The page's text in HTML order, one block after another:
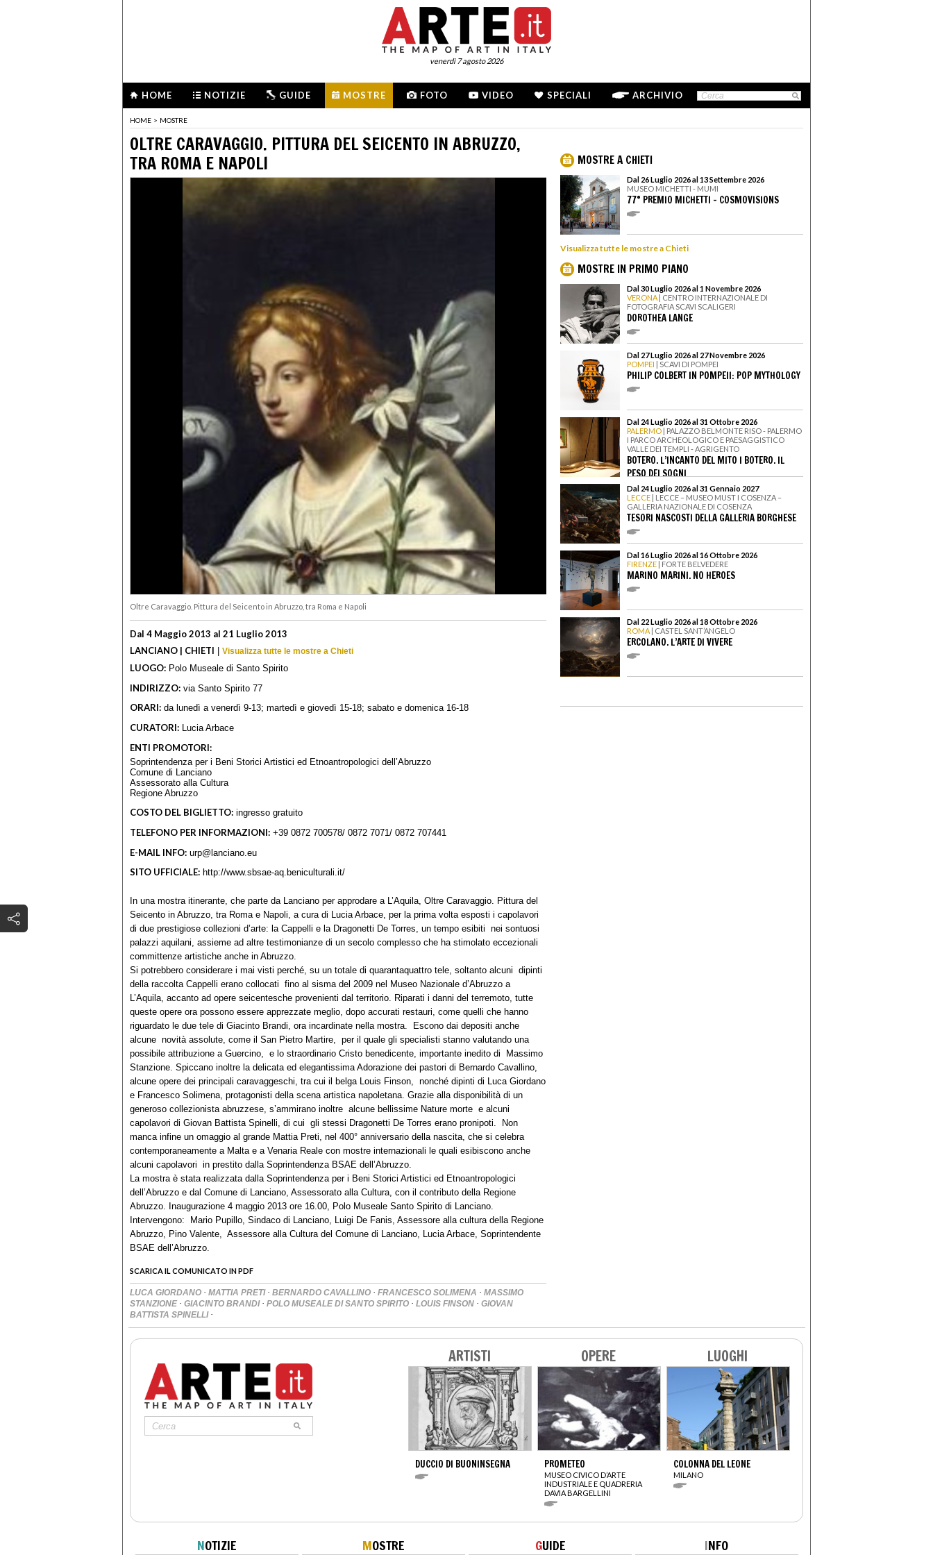
venerdì 7 agosto 2026
HOME NOTIZIE GUIDE MOSTRE FOTO VIDEO SPECIALI ARCHIVIO
HOME > MOSTRE
OLTRE CARAVAGGIO. PITTURA DEL SEICENTO IN ABRUZZO,
TRA ROMA E NAPOLI
Oltre Caravaggio. Pittura del Seicento in Abruzzo, tra Roma e Napoli
Dal 4 Maggio 2013 al 21 Luglio 2013
LANCIANO | CHIETI | Visualizza tutte le mostre a Chieti
LUOGO: Polo Museale di Santo Spirito
INDIRIZZO: via Santo Spirito 77
ORARI: da lunedì a venerdì 9-13; martedì e giovedì 15-18; sabato e domenica 16-18
CURATORI: Lucia Arbace
ENTI PROMOTORI:
Soprintendenza per i Beni Storici Artistici ed Etnoantropologici dell’Abruzzo
Comune di Lanciano
Assessorato alla Cultura
Regione Abruzzo
COSTO DEL BIGLIETTO: ingresso gratuito
TELEFONO PER INFORMAZIONI: +39 0872 700578/ 0872 7071/ 0872 707441
E-MAIL INFO: urp@lanciano.eu
SITO UFFICIALE: http://www.sbsae-aq.beniculturali.it/
In una mostra itinerante, che parte da Lanciano per approdare a L’Aquila, Oltre Caravaggio. Pittura del
Seicento in Abruzzo, tra Roma e Napoli, a cura di Lucia Arbace, per la prima volta esposti i capolavori
di due prestigiose collezioni d’arte: la Cappelli e la Dragonetti De Torres, un tempo esibiti nei sontuosi
palazzi aquilani, assieme ad altre testimonianze di un secolo complesso che ha stimolato eccezionali
committenze artistiche anche in Abruzzo.
Si potrebbero considerare i mai visti perché, su un totale di quarantaquattro tele, soltanto alcuni dipinti
della raccolta Cappelli erano collocati fino al sisma del 2009 nel Museo Nazionale d’Abruzzo a
L’Aquila, accanto ad opere seicentesche provenienti dal territorio. Riparati i danni del terremoto, tutte
queste opere ora possono essere apprezzate meglio, dopo accurati restauri, come quelli che hanno
riguardato le due tele di Giacinto Brandi, ora incardinate nella mostra. Escono dai depositi anche
alcune novità assolute, come il San Pietro Martire, per il quale gli specialisti stanno valutando una
possibile attribuzione a Guercino, e lo straordinario Cristo benedicente, importante inedito di Massimo
Stanzione. Spiccano inoltre la delicata ed elegantissima Adorazione dei pastori di Bernardo Cavallino,
alcune opere dei principali caravaggeschi, tra cui il belga Louis Finson, nonché dipinti di Luca Giordano
e Francesco Solimena, protagonisti della scena artistica napoletana. Grazie alla disponibilità di un
generoso collezionista abruzzese, s’ammirano inoltre alcune bellissime Nature morte e alcuni
capolavori di Giovan Battista Spinelli, di cui gli stessi Dragonetti De Torres erano pronipoti. Non
manca infine un omaggio al grande Mattia Preti, nel 400° anniversario della nascita, che si celebra
contemporaneamente a Malta e a Venaria Reale con mostre internazionali le quali esibiscono anche
alcuni capolavori in prestito dalla Soprintendenza BSAE dell’Abruzzo.
La mostra è stata realizzata dalla Soprintendenza per i Beni Storici Artistici ed Etnoantropologici
dell’Abruzzo e dal Comune di Lanciano, Assessorato alla Cultura, con il contributo della Regione
Abruzzo. Inaugurazione 4 maggio 2013 ore 16.00, Polo Museale Santo Spirito di Lanciano.
Intervengono: Mario Pupillo, Sindaco di Lanciano, Luigi De Fanis, Assessore alla cultura della Regione
Abruzzo, Pino Valente, Assessore alla Cultura del Comune di Lanciano, Lucia Arbace, Soprintendente
BSAE dell’Abruzzo.
SCARICA IL COMUNICATO IN PDF
LUCA GIORDANO · MATTIA PRETI · BERNARDO CAVALLINO · FRANCESCO SOLIMENA · MASSIMO
STANZIONE · GIACINTO BRANDI · POLO MUSEALE DI SANTO SPIRITO · LOUIS FINSON · GIOVAN
BATTISTA SPINELLI ·
MOSTRE A CHIETI
Dal 26 Luglio 2026 al 13 Settembre 2026
MUSEO MICHETTI - MUMI
77° PREMIO MICHETTI - COSMOVISIONS
Visualizza tutte le mostre a Chieti
MOSTRE IN PRIMO PIANO
Dal 30 Luglio 2026 al 1 Novembre 2026
VERONA | CENTRO INTERNAZIONALE DI
FOTOGRAFIA SCAVI SCALIGERI
DOROTHEA LANGE
Dal 27 Luglio 2026 al 27 Novembre 2026
POMPEI | SCAVI DI POMPEI
PHILIP COLBERT IN POMPEII: POP MYTHOLOGY
Dal 24 Luglio 2026 al 31 Ottobre 2026
PALERMO | PALAZZO BELMONTE RISO - PALERMO
I PARCO ARCHEOLOGICO E PAESAGGISTICO
VALLE DEI TEMPLI - AGRIGENTO
BOTERO. L’INCANTO DEL MITO I BOTERO. IL
PESO DEI SOGNI
Dal 24 Luglio 2026 al 31 Gennaio 2027
LECCE | LECCE – MUSEO MUST I COSENZA –
GALLERIA NAZIONALE DI COSENZA
TESORI NASCOSTI DELLA GALLERIA BORGHESE
Dal 16 Luglio 2026 al 16 Ottobre 2026
FIRENZE | FORTE BELVEDERE
MARINO MARINI. NO HEROES
Dal 22 Luglio 2026 al 18 Ottobre 2026
ROMA | CASTEL SANT’ANGELO
ERCOLANO. L’ARTE DI VIVERE
ARTISTI
DUCCIO DI BUONINSEGNA
OPERE
PROMETEO
MUSEO CIVICO D’ARTE
INDUSTRIALE E QUADRERIA
DAVIA BARGELLINI
LUOGHI
COLONNA DEL LEONE
MILANO
NOTIZIE MOSTRE GUIDE INFO